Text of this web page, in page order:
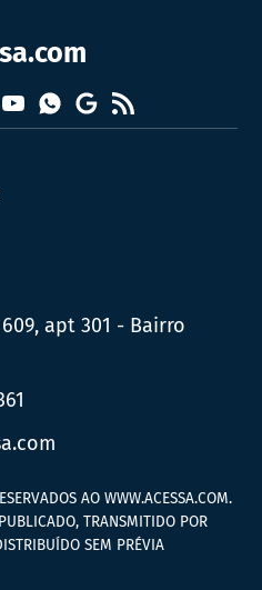
YouTubeWhatsapp
Google
News
RSS
apt 301 - Bairro
AO WWW.ACESSA.COM.
TRANSMITIDO POR
SEM PRÉVIA